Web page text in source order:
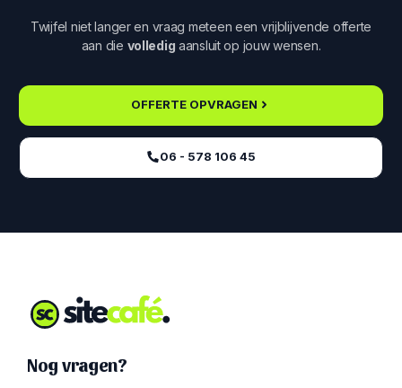
Twijfel niet langer en vraag meteen een vrijblijvende offerte
aan die volledig aansluit op jouw wensen.
OFFERTE OPVRAGEN
06 - 578 106 45‬
Nog vragen?